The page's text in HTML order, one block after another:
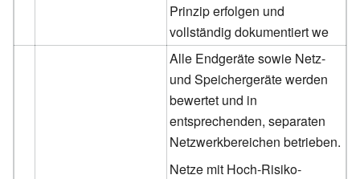
Prinzip erfolgen und
vollständig dokumentiert we
Alle Endgeräte sowie Netz-
und Speichergeräte werden
bewertet und in
entsprechenden, separaten
Netzwerkbereichen betrieben.
Netze mit Hoch-Risiko-